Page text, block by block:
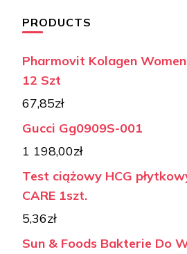
PRODUCTS
Pharmovit Kolagen
12 Szt
67,85zł
Gucci Gg0909S-001
1 198,00zł
Test ciążowy HCG
CARE 1szt.
5,36zł
Sun & Foods Bakterie Do